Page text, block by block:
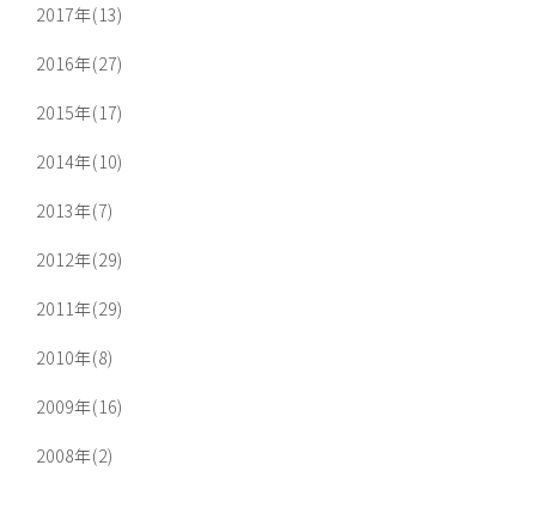
2017年(13)
2016年(27)
2015年(17)
2014年(10)
2013年(7)
2012年(29)
2011年(29)
2010年(8)
2009年(16)
2008年(2)